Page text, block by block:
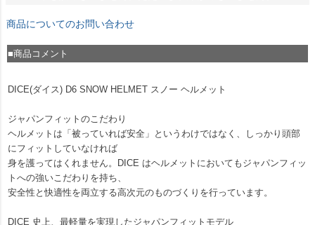
商品についてのお問い合わせ
■商品コメント
DICE(ダイス) D6 SNOW HELMET スノー ヘルメット
ジャパンフィットのこだわり
ヘルメットは「被っていれば安全」というわけではなく、しっかり頭部
にフィットしていなければ
身を護ってはくれません。DICE はヘルメットにおいてもジャパンフィッ
トへの強いこだわりを持ち、
安全性と快適性を両立する高次元のものづくりを行っています。
DICE 史上、最軽量を実現したジャパンフィットモデル